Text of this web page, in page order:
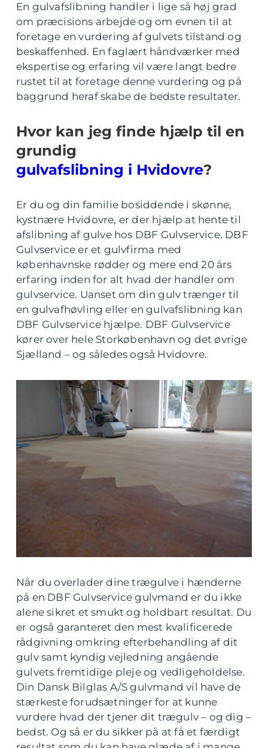
En gulvafslibning handler i lige så høj grad
om præcisions arbejde og om evnen til at
foretage en vurdering af gulvets tilstand og
beskaffenhed. En faglært håndværker med
ekspertise og erfaring vil være langt bedre
rustet til at foretage denne vurdering og på
baggrund heraf skabe de bedste resultater.
Hvor kan jeg finde hjælp til en
grundig
gulvafslibning i Hvidovre?
Er du og din familie bosiddende i skønne,
kystnære Hvidovre, er der hjælp at hente til
afslibning af gulve hos DBF Gulvservice. DBF
Gulvservice er et gulvfirma med
københavnske rødder og mere end 20 års
erfaring inden for alt hvad der handler om
gulvservice. Uanset om din gulv trænger til
en gulvafhøvling eller en gulvafslibning kan
DBF Gulvservice hjælpe. DBF Gulvservice
kører over hele Storkøbenhavn og det øvrige
Sjælland – og således også Hvidovre.
Når du overlader dine trægulve i hænderne
på en DBF Gulvservice gulvmand er du ikke
alene sikret et smukt og holdbart resultat. Du
er også garanteret den mest kvalificerede
rådgivning omkring efterbehandling af dit
gulv samt kyndig vejledning angående
gulvets fremtidige pleje og vedligeholdelse.
Din Dansk Bilglas A/S gulvmand vil have de
stærkeste forudsætninger for at kunne
vurdere hvad der tjener dit trægulv – og dig –
bedst. Og så er du sikker på at få et færdigt